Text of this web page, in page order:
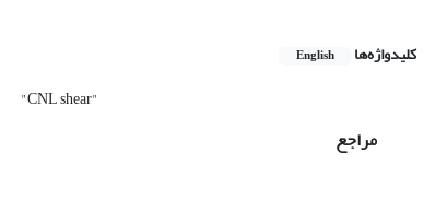
کلیدواژه‌ها English
"CNL shear"
مراجع